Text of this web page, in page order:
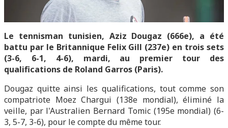
Le tennisman tunisien, Aziz Dougaz (666e), a été
battu par le Britannique Felix Gill (237e) en trois sets
(3-6, 6-1, 4-6), mardi, au premier tour des
qualifications de Roland Garros (Paris).
Dougaz quitte ainsi les qualifications, tout comme son
compatriote Moez Chargui (138e mondial), éliminé la
veille, par l'Australien Bernard Tomic (195e mondial) (6-
3, 5-7, 3-6), pour le compte du même tour.